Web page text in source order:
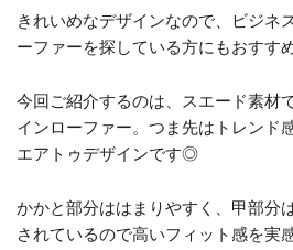
きれいめなデザインなので、ビジネ
ーファーを探している方にもおすす
今回ご紹介するのは、スエード素材
インローファー。つま先はトレンド
エアトゥデザインです◎
かかと部分ははまりやすく、甲部分
されているので高いフィット感を実